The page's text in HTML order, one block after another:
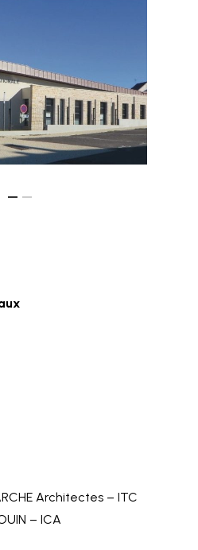
Architectes – ITC
– ICA